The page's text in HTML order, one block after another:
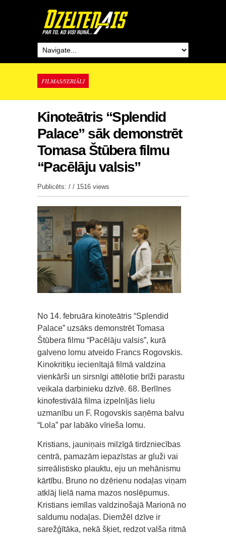
FILMAS/SERIĀLI
Kinoteātris “Splendid
Palace” sāk demonstrēt
Tomasa Štūbera filmu
“Pacēlāju valsis”
Publicēts: / / 1516 views
No 14. februāra kinoteātris “Splendid
Palace” uzsāks demonstrēt Tomasa
Štūbera filmu “Pacēlāju valsis”, kurā
galveno lomu atveido Francs Rogovskis.
Kinokritiķu iecienītajā filmā valdzina
vienkārši un sirsnīgi attēlotie brīži parastu
veikala darbinieku dzīvē. 68. Berlīnes
kinofestivālā filma izpelnījās lielu
uzmanību un F. Rogovskis saņēma balvu
“Lola” par labāko vīrieša lomu.
Kristians, jauniņais milzīgā tirdzniecības
centrā, pamazām iepazīstas ar gluži vai
sirreālistisko plauktu, eju un mehānismu
kārtību. Bruno no dzērienu nodaļas viņam
atklāj lielā nama mazos noslēpumus.
Kristians iemīlas valdzinošajā Marionā no
saldumu nodaļas. Diemžēl dzīve ir
sarežģītāka, nekā šķiet, redzot valša ritmā